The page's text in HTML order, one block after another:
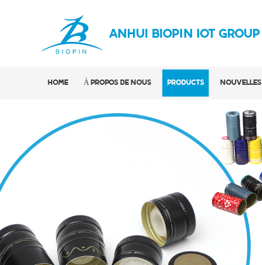
ANHUI BIOPIN IOT GROUP
HOME À PROPOS DE NOUS PRODUCTS NOUVELLES